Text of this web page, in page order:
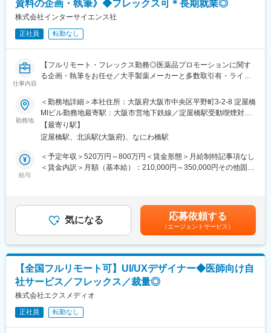
ち上げを行った医師でもある当社CEOと、業界で名前の知られる
マーケティング会社の代表がタッグを組み「矯正を通じて笑顔に
なる人を増やしたい」という志によって生まれたブランドです。
『高額でハードルが高い』という従来のイメージを変え、多くの
方の歯の悩みを解決したいとブランドを育ててきた結果、既に10
万人以上の患者様が笑顔になるお手伝いをしてきました。
2022年6月にマーケティングに特化した子会社である
SheepMedical Technologies株式会社を設立、また同年9月にはク
設立し、キレイライン矯正だけにとどまらず幅広い歯科の領域で
患者様を笑顔にするサービスを展開しております。
変更の範囲：会社の定める業務
資料の企画・執筆》◆フレックス可＊長期就業◎
株式会社インターサイエンス社
正社員 転勤なし
仕事内容
【フルリモート・フレックス勤務◎医薬品プロモーションに関す
る企画・執筆をお任せ／大手製薬メーカーと多数取引有・ライタ
【はじめに】
本求人はメディカルライターの募集です。医薬品に関する資料
（パンフレットや冊子など）の企画～制作までをお任せします。
※薬効・薬理作用・成分解説などが書かれた製品情報などのプロモ
ーションです。
■原稿作成に必要な情報収集：
医学文献検索、お医者様や患者様へのインタビュー、座談会開
催、学会取材などから情報を収集いただきます。
やすく、科学的に正しく作成いただきます。
【取り扱い製品例】
■医療用医薬品の製品情報概要
■効果効能や臨床試験等のパンフレット
■座談会等の記録集
■MRの研修テキスト
勤務地
＜勤務地詳細＞本社住所：大阪府大阪市中央区平野町3-2-8 淀屋橋
MIビル勤務地最寄駅：大阪市営地下鉄線／淀屋橋駅受動喫煙対
策：屋内全面禁煙変更の範囲：会社の定める事業所（リモートワ
ーク含む）
【最寄り駅】
淀屋橋駅、北浜駅(大阪府)、なにわ橋駅
給与
＜予定年収＞520万円～800万円＜賃金形態＞月給制特記事項なし
＜賃金内訳＞月額（基本給）：210,000円～350,000円その他固定
昇給：有（年4回人事考課がありますが、原則評価が下がることは
ありません）賃金はあくまでも目安の金額であり、選考を通じて
上下する可能性があります。月給(月額)は固定手当を含めた表記で
す。
気になる 応募依頼する
（エージェントサービス）
【全国フルリモート可】UI/UXデザイナー◆医師向け自
社サービス／フレックス／裁量◎
株式会社エクスメディオ
正社員 転勤なし